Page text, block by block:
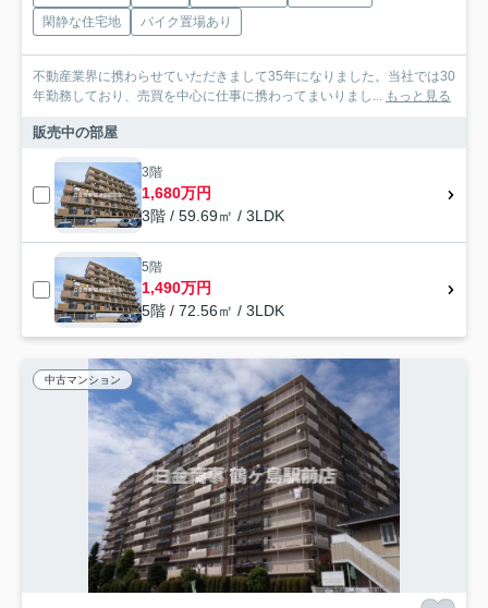
閑静な住宅地
バイク置場あり
不動産業界に携わらせていただきまして35年になりました。当社では30
年勤務しており、売買を中心に仕事に携わってまいりまし... もっと見る
販売中の部屋
3階
1,680万円
3階 / 59.69㎡ / 3LDK
5階
1,490万円
5階 / 72.56㎡ / 3LDK
中古マンション